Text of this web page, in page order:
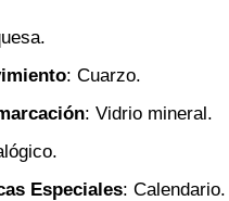
: Cuarzo.
: Vidrio mineral.
Especiales: Calendario.